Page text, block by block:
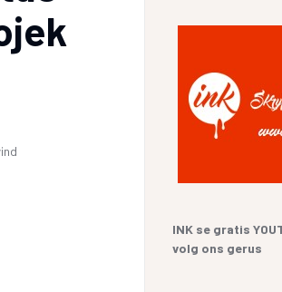
– ELEKTRONIESE SANGBUNDEL EN
DEUR HENNING VAN
GESEGDES IN AFRIKAANS
INK se gratis
volg ons gerus